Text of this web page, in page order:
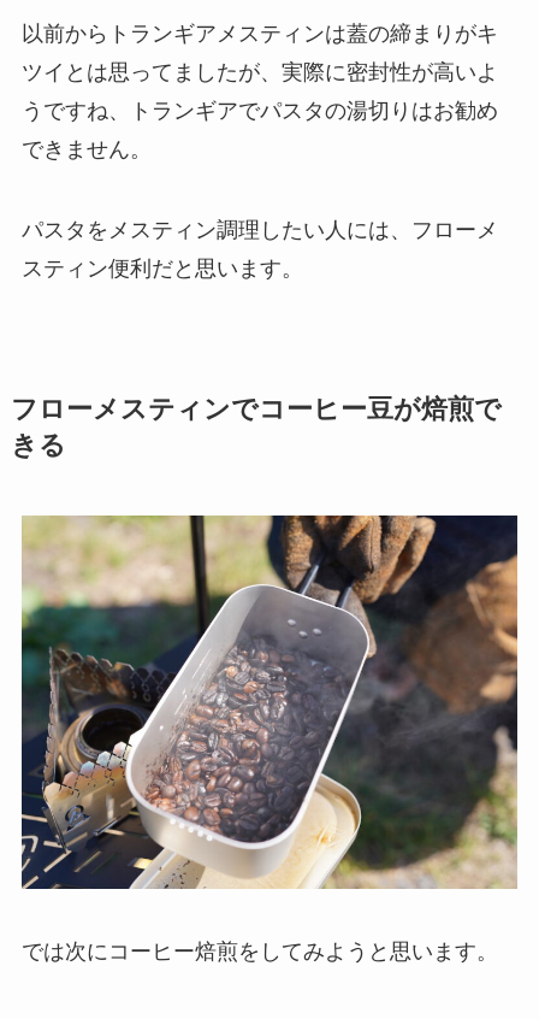
以前からトランギアメスティンは蓋の締まりがキ
ツイとは思ってましたが、実際に密封性が高いよ
うですね、トランギアでパスタの湯切りはお勧め
できません。
パスタをメスティン調理したい人には、フローメ
スティン便利だと思います。
フローメスティンでコーヒー豆が焙煎で
きる
では次にコーヒー焙煎をしてみようと思います。